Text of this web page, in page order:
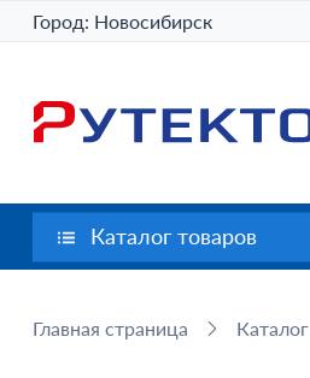
Город: Новосибирск
Каталог товаров
Главная страница Каталог